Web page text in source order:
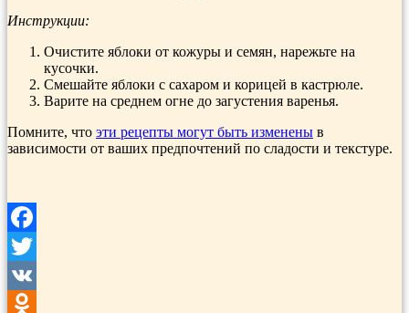
Инструкции:
Очистите яблоки от кожуры и семян, нарежьте на
кусочки.
Смешайте яблоки с сахаром и корицей в кастрюле.
Варите на среднем огне до загустения варенья.
Помните, что эти рецепты могут быть изменены в
зависимости от ваших предпочтений по сладости и текстуре.
Facebook
Twitter
VK